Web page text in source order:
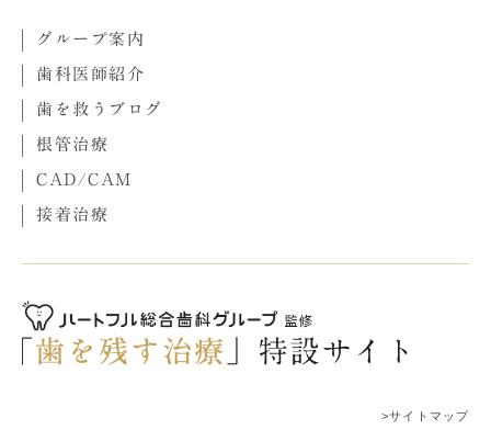
グループ案内
歯科医師紹介
歯を救うブログ
根管治療
CAD/CAM
接着治療
>サイトマップ